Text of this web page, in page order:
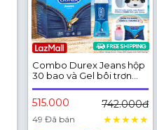
Combo Durex Jeans hộp
30 bao và Gel bôi trơn
Durex Play Classic chai
50ml
515.000 742.000đ
49 Đã bán ★★★★★